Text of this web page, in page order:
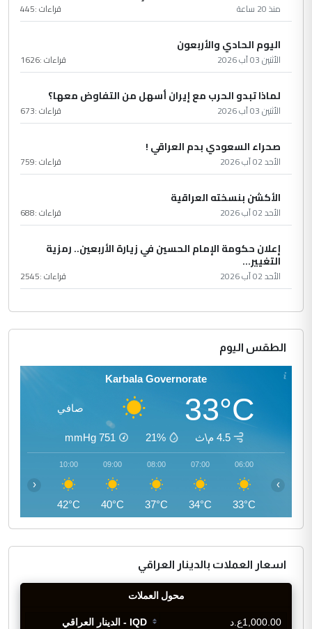
منذ 20 ساعة قراءات :445
اليوم الحادي والأربعون
الأثنين 03 آب 2026 قراءات :1626
لماذا تبدو الحرب مع إيران أسهل من التفاوض معها؟
الأثنين 03 آب 2026 قراءات :673
صحراء السعودي بدم العراقي !
الأحد 02 آب 2026 قراءات :759
الأكشن بنسخته العراقية
الأحد 02 آب 2026 قراءات :688
إعلان حكومة الإمام الحسين في زيارة الأربعين.. رمزية
التغيير...
الأحد 02 آب 2026 قراءات :2545
الطقس اليوم
Karbala Governorate
33°C صافي
4.5 م\ث 21%
751
mmHg
06:00
33°C
07:00
34°C
08:00
37°C
09:00
40°C
10:00
42°C
‹ ›
اسعار العملات بالدينار العراقي